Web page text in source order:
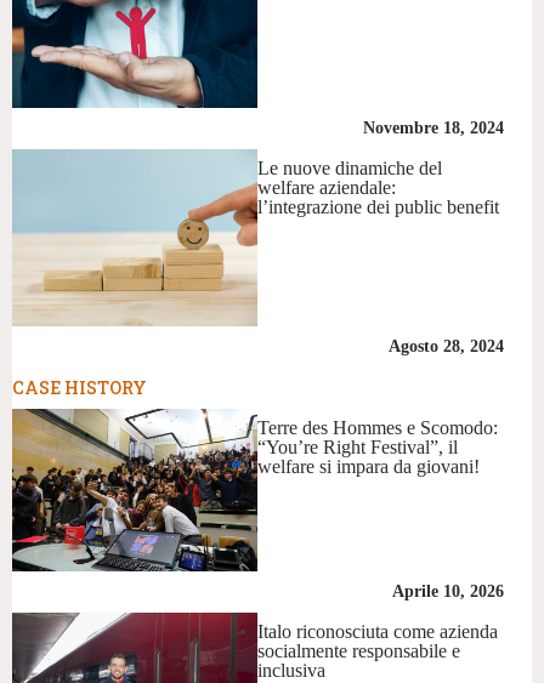
Novembre 18, 2024
Le nuove dinamiche del
welfare aziendale:
l’integrazione dei public benefit
Agosto 28, 2024
CASE HISTORY
Terre des Hommes e Scomodo:
“You’re Right Festival”, il
welfare si impara da giovani!
Aprile 10, 2026
Italo riconosciuta come azienda
socialmente responsabile e
inclusiva